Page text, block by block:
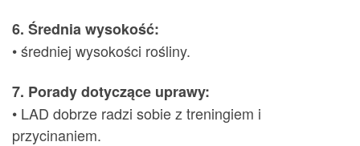
6. Średnia wysokość:
• średniej wysokości rośliny.
7. Porady dotyczące uprawy:
• LAD dobrze radzi sobie z treningiem i
przycinaniem.